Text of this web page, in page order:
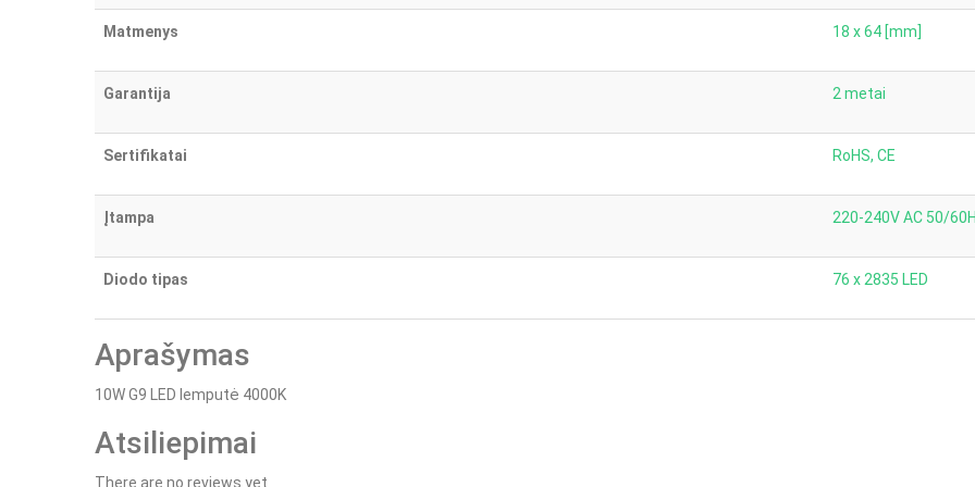
Matmenys 18 x 64 [mm]
Garantija 2 metai
Sertifikatai RoHS, CE
Įtampa 220-240V AC 50/
Diodo tipas 76 x 2835 LED
Aprašymas
10W G9 LED lemputė 4000K
Atsiliepimai
There are no reviews yet